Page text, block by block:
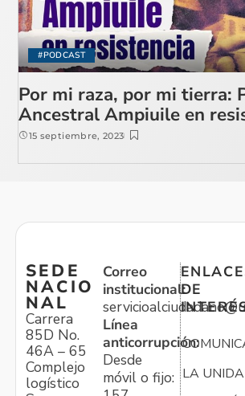
#PODCAST
Por mi raza, por mi tierra:
Ancestral Ampiuile en
15 septiembre, 2023
SEDE
NACIO
NAL
Carrera
85D No.
46A – 65
Complejo
logístico
Correo
institucional:
Línea
anticorrupción:
Desde
móvil o fijo:
DE
LA